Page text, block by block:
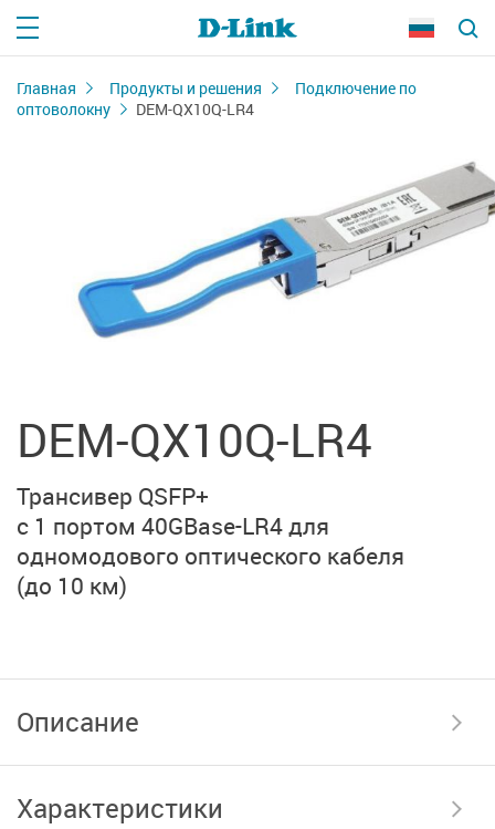
Главная Продукты и решения
Подключение по
оптоволокну
DEM-QX10Q-LR4
DEM-QX10Q-LR4
Трансивер QSFP+
с 1 портом 40GBase-LR4для
одномодового оптического кабеля
(до 10 км)
Описание
Характеристики